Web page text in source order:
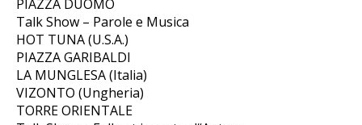
PIAZZA DUOMO
Talk Show – Parole e Musica
HOT TUNA (U.S.A.)
PIAZZA GARIBALDI
LA MUNGLESA (Italia)
VIZONTO (Ungheria)
TORRE ORIENTALE